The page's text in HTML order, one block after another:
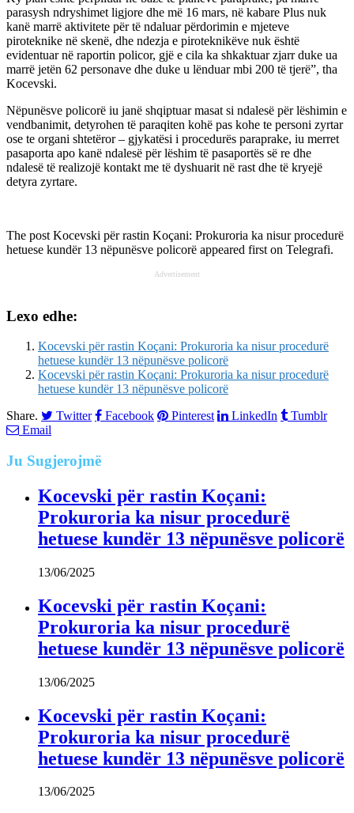
parasysh ndryshimet ligjore dhe më 16 mars, në kabare Plus nuk
kanë marrë aktivitete për të ndaluar përdorimin e mjeteve
piroteknike në skenë, dhe ndezja e piroteknikëve nuk është
evidentuar në raportin policor, gjë e cila ka shkaktuar zjarr duke ua
marrë jetën 62 personave dhe duke u lënduar mbi 200 të tjerë”, tha
Kocevski.
Nëpunësve policorë iu janë shqiptuar masat si ndalesë për lëshimin e
vendbanimit, detyrohen të paraqiten kohë pas kohe te personi zyrtar
ose te organi shtetëror – gjykatësi i procedurës paraprake, iu merret
pasaporta apo kanë ndalesë për lëshim të pasaportës së re dhe
ndalesë të realizojë kontakt me të dyshuarit në rast dhe të kryejë
detyra zyrtare.
The post Kocevski për rastin Koçani: Prokuroria ka nisur procedurë
hetuese kundër 13 nëpunësve policorë appeared first on Telegrafi.
Advertisement
Lexo edhe:
Kocevski për rastin Koçani: Prokuroria ka nisur procedurë
hetuese kundër 13 nëpunësve policorë
Kocevski për rastin Koçani: Prokuroria ka nisur procedurë
hetuese kundër 13 nëpunësve policorë
Share.
Twitter Facebook Pinterest LinkedIn
Tumblr
Email
Ju Sugjerojmë
Kocevski për rastin Koçani:
Prokuroria ka nisur procedurë
hetuese kundër 13 nëpunësve policorë
13/06/2025
Kocevski për rastin Koçani:
Prokuroria ka nisur procedurë
hetuese kundër 13 nëpunësve policorë
13/06/2025
Kocevski për rastin Koçani:
Prokuroria ka nisur procedurë
hetuese kundër 13 nëpunësve policorë
13/06/2025